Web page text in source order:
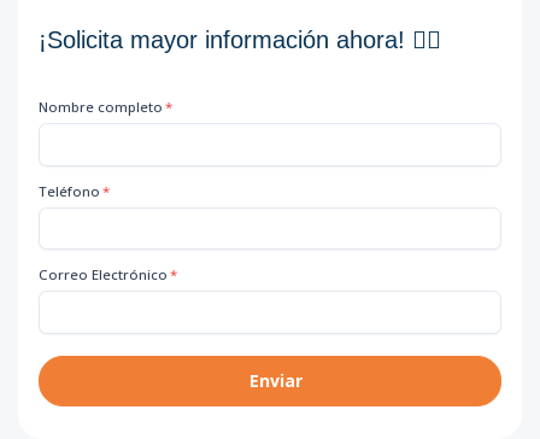
¡Solicita mayor información ahora! 👇🏽
Nombre completo *
Teléfono *
Correo Electrónico *
Enviar